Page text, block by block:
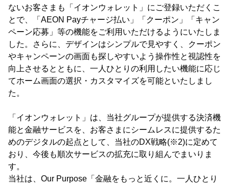
ないお客さまも「イオンウォレット」にご登録いただくこ
とで、「AEON Payチャージ払い」「クーポン」「キャン
ペーン応募」等の機能をご利用いただけるようにいたしま
した。さらに、デザインはシンプルで見やすく、クーポン
やキャンペーンの画面も探しやすいよう操作性と視認性を
向上させるとともに、一人ひとりの利用したい機能に応じ
てホーム画面の選択・カスタマイズを可能といたしまし
た。
「イオンウォレット」は、当社グループが提供する決済機
能と金融サービスを、お客さまにシームレスに提供するた
めのデジタルの起点として、当社のDX戦略(※2)に定めて
おり、今後も順次サービスの拡充に取り組んでまいりま
す。
当社は、Our Purpose「金融をもっと近くに。一人ひとり